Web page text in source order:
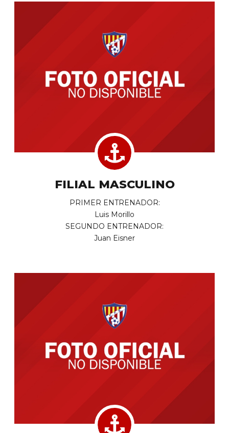
FILIAL MASCULINO
PRIMER ENTRENADOR:
Luis Morillo
SEGUNDO ENTRENADOR:
Juan Eisner